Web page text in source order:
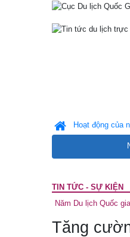
Hoạt động của
TIN TỨC - SỰ KIỆN
Năm Du lịch Quốc
Tăng